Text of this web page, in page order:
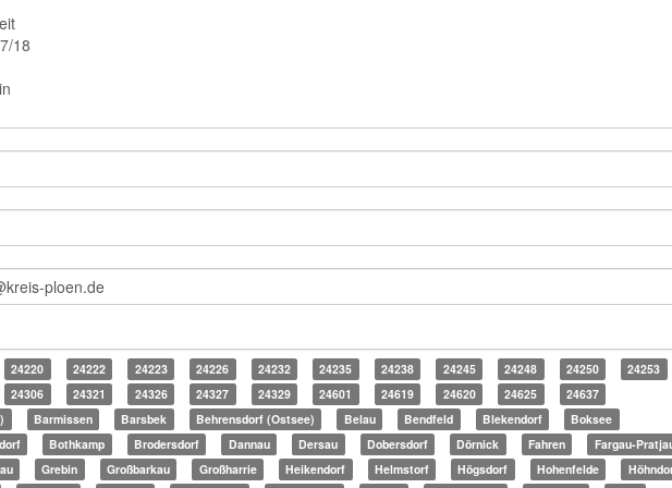
18
24220 24222 24223 24226 24232 24235 24238 24245 24248 24250
24253
24306 24321 24326 24327 24329 24601 24619 24620 24625
24637
Barmissen Barsbek Behrensdorf (Ostsee) Belau Bendfeld Blekendorf
Boksee
Bothkamp Brodersdorf Dannau Dersau Dobersdorf Dörnick Fahren
Fargau-
Grebin Großbarkau Großharrie Heikendorf Helmstorf Högsdorf Hohenfelde